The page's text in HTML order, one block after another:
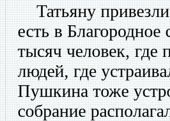
Татьяну привезли
есть в Благородное
тысяч человек, где
людей, где
Пушкина тоже
собрание